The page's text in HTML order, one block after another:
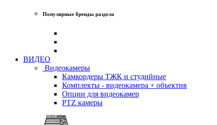
Популярные бренды раздела
ВИДЕО
Видеокамеры
Камкордеры ТЖК и студийные
Комплекты - видеокамера + объектив
Опции для видеокамер
PTZ камеры